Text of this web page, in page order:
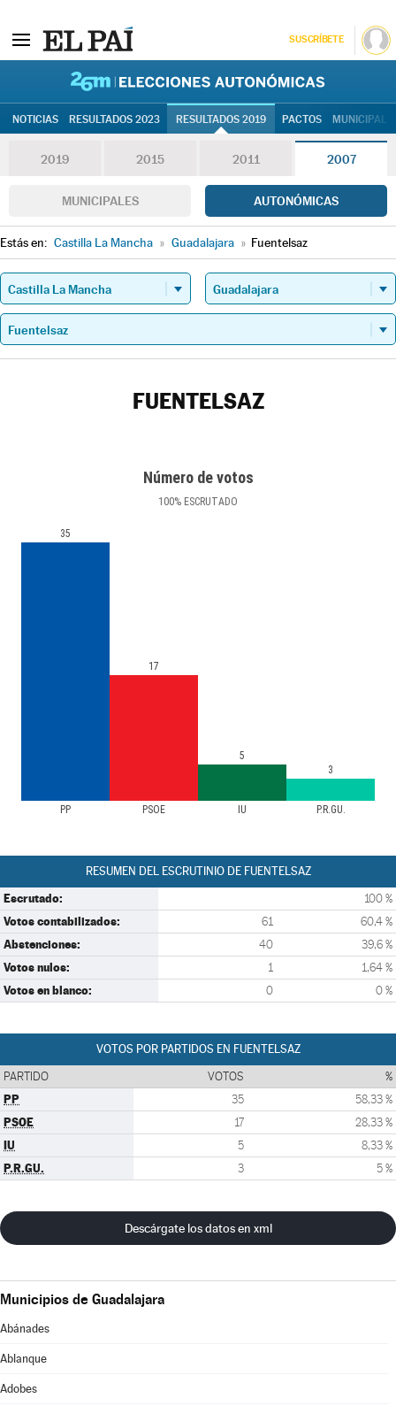
SUSCRÍBETE
NOTICIAS RESULTADOS 2023 RESULTADOS 2019 PACTOS
2019 2015 2011 2007
MUNICIPALES AUTONÓMICAS
Estás en: Castilla La Mancha » Guadalajara » Fuentelsaz
FUENTELSAZ
Número de votos
100% ESCRUTADO
PP PSOE IU P.R.GU.
35
17
5
3
RESUMEN DEL ESCRUTINIO DE FUENTELSAZ
Escrutado: 100 %
Votos contabilizados: 61 60,4 %
Abstenciones: 40 39,6 %
Votos nulos: 1 1,64 %
Votos en blanco: 0 0 %
VOTOS POR PARTIDOS EN FUENTELSAZ
PARTIDO VOTOS %
PP 35 58,33 %
PSOE 17 28,33 %
IU 5 8,33 %
P.R.GU. 3 5 %
Descárgate los datos en xml
Municipios de Guadalajara
Abánades
Ablanque
Adobes